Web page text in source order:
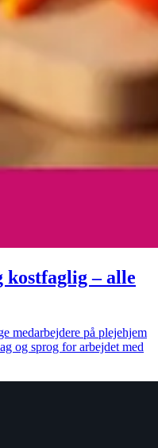
kostfaglig – alle
medarbejdere på plejehjem
og sprog for arbejdet med